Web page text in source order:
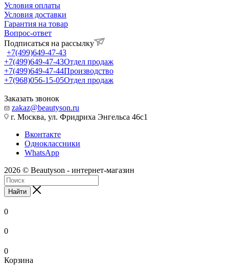
Условия оплаты
Условия доставки
Гарантия на товар
Вопрос-ответ
Подписаться на рассылку
+7(499)649-47-43
+7(499)649-47-43Отдел продаж
+7(499)649-47-44Производство
+7(968)056-15-05Отдел продаж
Заказать звонок
zakaz@beautyson.ru
г. Москва, ул. Фридриха Энгельса 46с1
Вконтакте
Одноклассники
WhatsApp
2026 © Beautyson - интернет-магазин
Найти
0
0
0
Корзина